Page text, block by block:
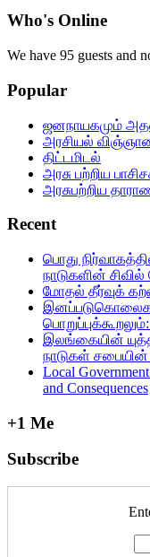
Who's Online
We have 95 guests and
Popular
ஜனநாயகமும்
அரசியல்
திட்டமிடல்
அரசு பற்றிய
அரசுபற்றிய
Recent
பொது
நாடுகளின்‌
மோதல் தீர்வுக்
இலங்கையின்
நாடுகள் சபையின்
Local
and Consequences
+1 Me
Subscribe